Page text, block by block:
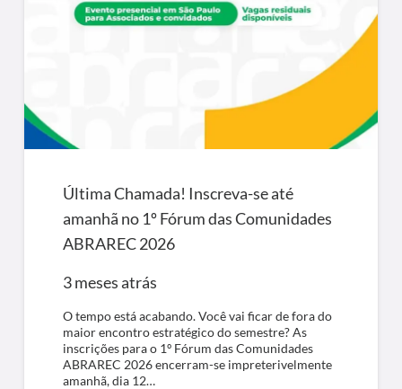
Última Chamada! Inscreva-se até
amanhã no 1º Fórum das Comunidades
ABRAREC 2026
3 meses atrás
O tempo está acabando. Você vai ficar de fora do
maior encontro estratégico do semestre? As
inscrições para o 1º Fórum das Comunidades
ABRAREC 2026 encerram-se impreterivelmente
amanhã, dia 12…